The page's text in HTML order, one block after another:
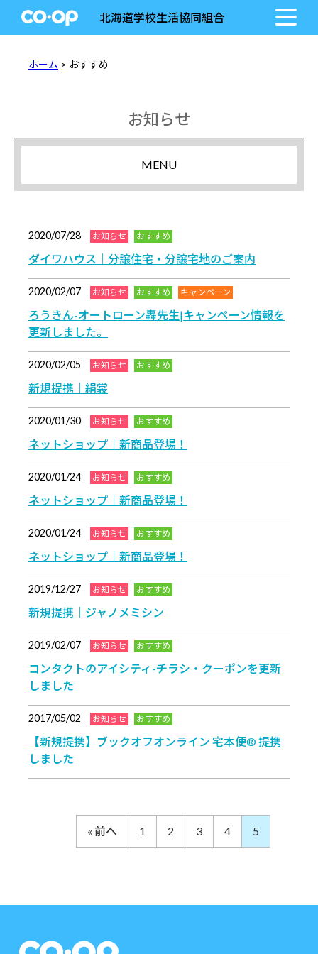
北海道学校生活協同組合
ホーム > おすすめ
お知らせ
2020/07/28 お知らせ おすすめ
ダイワハウス｜分譲住宅・分譲宅地のご案内
2020/02/07 お知らせ おすすめ キャンペーン
ろうきん-オートローン轟先生|キャンペーン情報を
更新しました。
2020/02/05 お知らせ おすすめ
新規提携｜絹裳
2020/01/30 お知らせ おすすめ
ネットショップ｜新商品登場！
2020/01/24 お知らせ おすすめ
ネットショップ｜新商品登場！
2020/01/24 お知らせ おすすめ
ネットショップ｜新商品登場！
2019/12/27 お知らせ おすすめ
新規提携｜ジャノメミシン
2019/02/07 お知らせ おすすめ
コンタクトのアイシティ-チラシ・クーポンを更新
しました
2017/05/02 お知らせ おすすめ
【新規提携】ブックオフオンライン 宅本便® 提携
しました
« 前へ 1 2 3 4 5
MENU